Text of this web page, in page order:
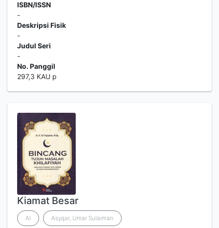
ISBN/ISSN
-
Deskripsi Fisik
-
Judul Seri
-
No. Panggil
297,3 KAU p
Kiamat Besar
Al Asyqar, Umar Sulaiman